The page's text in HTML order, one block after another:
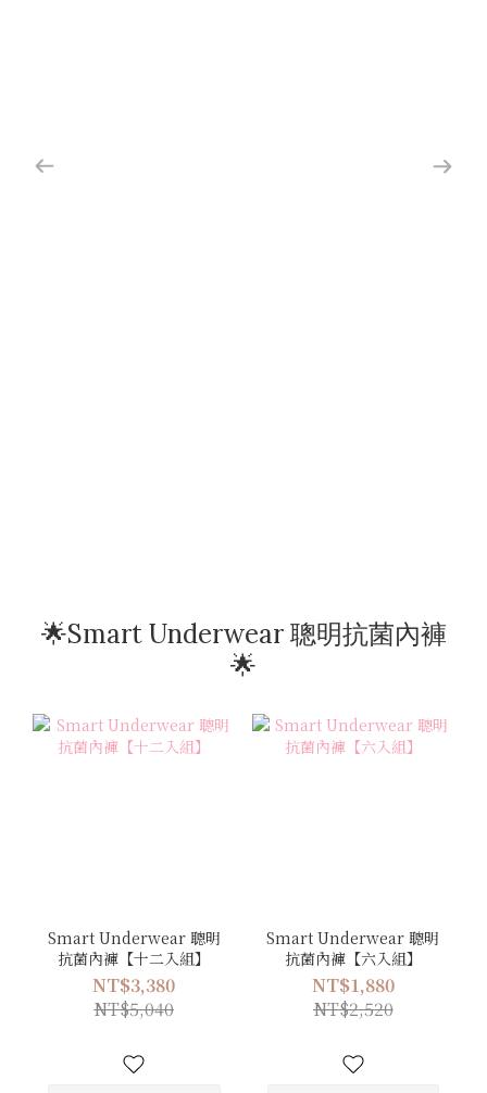
🌟Smart Underwear 聰明抗菌內褲
🌟
Smart Underwear 聰明
抗菌內褲【十二入組】
NT$3,380
NT$5,040
Smart Underwear 聰明
抗菌內褲【六入組】
NT$1,880
NT$2,520